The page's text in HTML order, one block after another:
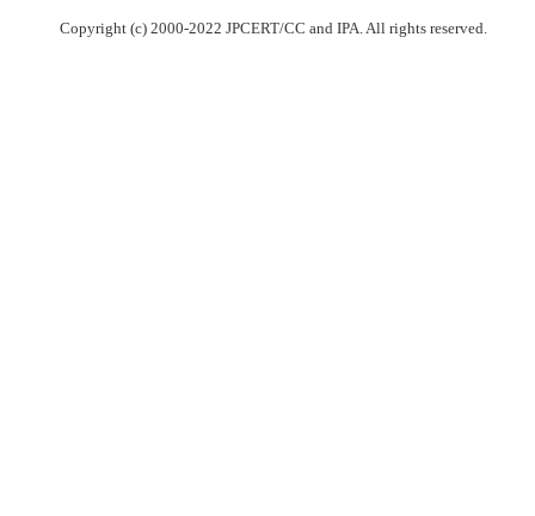
Copyright (c) 2000-2022 JPCERT/CC and IPA. All rights reserved.